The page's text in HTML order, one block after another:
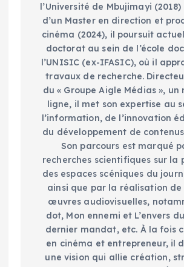
l’Université de Mbujimayi
d’un Master en direction et
cinéma (2024), il poursuit
doctorat au sein de l’école
l’UNISIC (ex-IFASIC), où il
travaux de recherche.
du « Groupe Aigle Médias », un
ligne, il met son expertise au
l’information, de l’innovation
du développement de
Son parcours est marqué
recherches scientifiques sur la
des espaces scéniques du
ainsi que par la réalisation de
œuvres audiovisuelles,
dot, Mon ennemi et L’envers
dernier mandat, etc. À la fois
en cinéma et entrepreneur, il
une vision qui allie création,